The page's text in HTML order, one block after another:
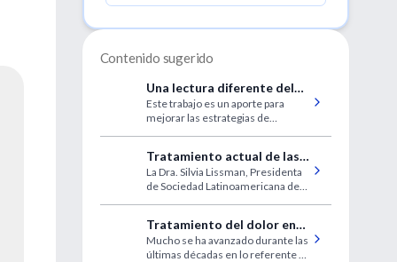
Contenido sugerido
Una lectura diferente del
fenómeno del
desconocimiento en el
daño cerebral
Este trabajo es un aporte para
mejorar las estrategias de
Tratamiento actual de las
dislipemias
La Dra. Silvia Lissman, Presidenta
de Sociedad Latinoamericana de
clasificación y tratamiento
farmacológico de las dislipemias.
Tratamiento del dolor en
pediatría
Mucho se ha avanzado durante las
últimas décadas en lo referente al